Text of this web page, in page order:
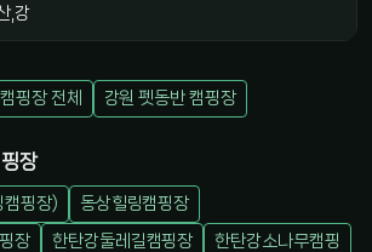
,강
핑장 전체 강원 펫동반 캠핑장
장
캠핑장)
동상힐링캠핑장
장
한탄강둘레길캠핑장
한탄강소나무캠핑